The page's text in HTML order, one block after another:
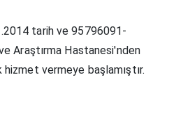
tarih ve 95796091-
Araştırma Hastanesi'nden
hizmet vermeye başlamıştır.